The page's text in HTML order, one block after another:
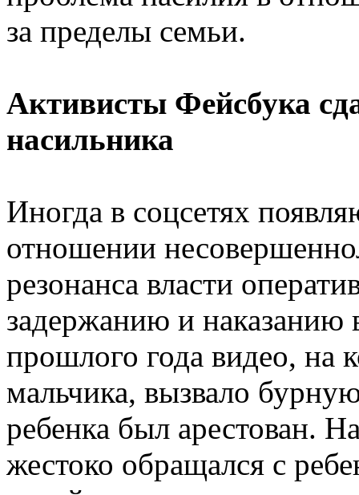
за пределы семьи.
Активисты Фейсбука
насильника
Иногда в соцсетях
отношении
резонанса власти
задержанию и
прошлого года видео, на
мальчика, вызвало
ребенка был арестован.
жестоко обращался с